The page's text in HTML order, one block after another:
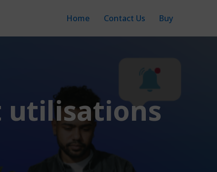
Home Contact Us Buy
utilisations